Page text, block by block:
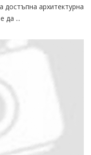
достъпна архитектурна
да ...